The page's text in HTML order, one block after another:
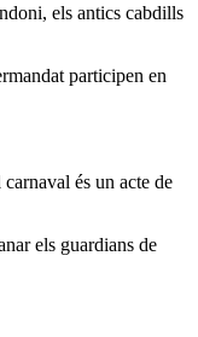
els antics cabdills
participen en
és un acte de
els guardians de